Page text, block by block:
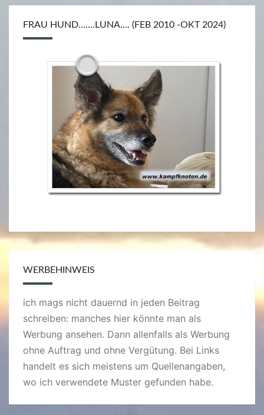
FRAU HUND…….LUNA…. (FEB 2010 -OKT 2024)
WERBEHINWEIS
ich mags nicht dauernd in jeden Beitrag
schreiben: manches hier könnte man als
Werbung ansehen. Dann allenfalls als Werbung
ohne Auftrag und ohne Vergütung. Bei Links
handelt es sich meistens um Quellenangaben,
wo ich verwendete Muster gefunden habe.